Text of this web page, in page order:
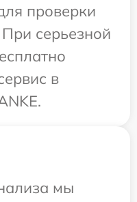
проверки
При серьезной
в
мы